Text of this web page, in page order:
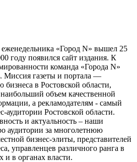
«Город N» вышел 25
году появился сайт издания. К
команда «Города N»
Миссия газеты и портала —
бизнеса в Ростовской области,
объем качественной
а рекламодателям - самый
аудитории Ростовской области.
и актуальность – наши
аудитории за многолетнюю
бизнес-элиты, представителей
управленцев различного ранга в
и в органах власти.